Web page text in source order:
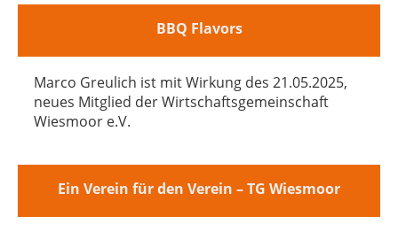
BBQ Flavors
Marco Greulich ist mit Wirkung des 21.05.2025,
neues Mitglied der Wirtschaftsgemeinschaft
Wiesmoor e.V.
Ein Verein für den Verein – TG Wiesmoor